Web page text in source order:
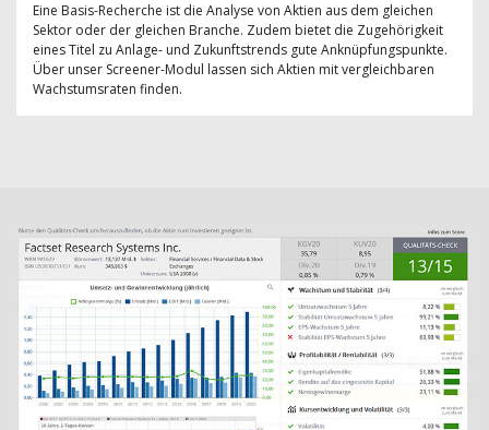
Eine Basis-Recherche ist die Analyse von Aktien aus dem gleichen
Sektor oder der gleichen Branche. Zudem bietet die Zugehörigkeit
eines Titel zu Anlage- und Zukunftstrends gute Anknüpfungspunkte.
Über unser Screener-Modul lassen sich Aktien mit vergleichbaren
Wachstumsraten finden.